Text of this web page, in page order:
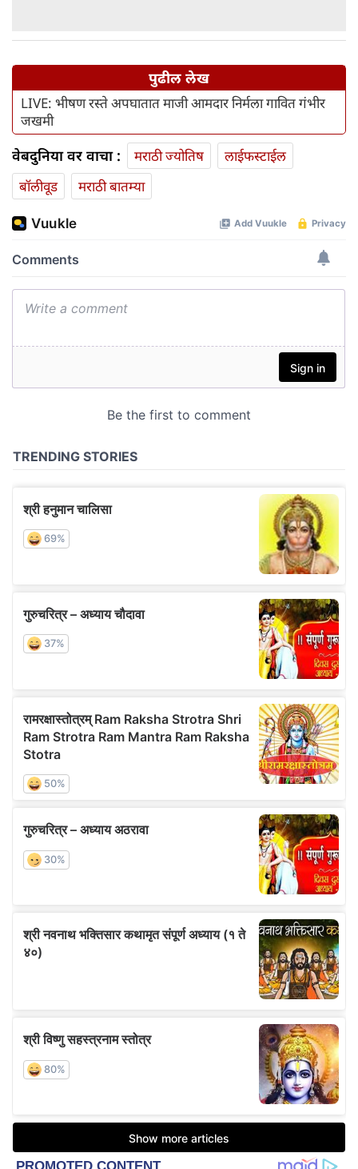
पुढील लेख
LIVE: भीषण रस्ते अपघातात माजी आमदार निर्मला गावित गंभीर
जखमी
वेबदुनिया वर वाचा : मराठी ज्योतिष
लाईफस्टाईल
बॉलीवूड
मराठी बातम्या